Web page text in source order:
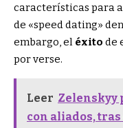
características para
de «speed dating»
embargo, el éxito de
por verse.
Leer Zelenskyy
con aliados,